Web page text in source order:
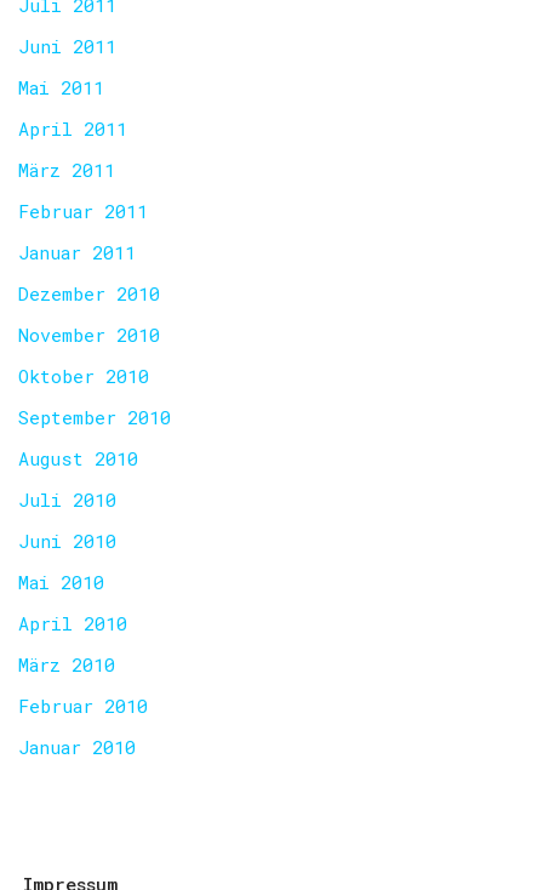
Juli 2011
Juni 2011
Mai 2011
April 2011
März 2011
Februar 2011
Januar 2011
Dezember 2010
November 2010
Oktober 2010
September 2010
August 2010
Juli 2010
Juni 2010
Mai 2010
April 2010
März 2010
Februar 2010
Januar 2010
Impressum